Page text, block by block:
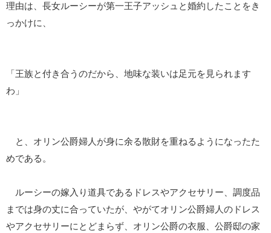
理由は、長女ルーシーが第一王子アッシュと婚約したことをき
っかけに、
「王族と付き合うのだから、地味な装いは足元を見られます
わ」
と、オリン公爵婦人が身に余る散財を重ねるようになったた
めである。
ルーシーの嫁入り道具であるドレスやアクセサリー、調度品
までは身の丈に合っていたが、やがてオリン公爵婦人のドレス
やアクセサリーにとどまらず、オリン公爵の衣服、公爵邸の家